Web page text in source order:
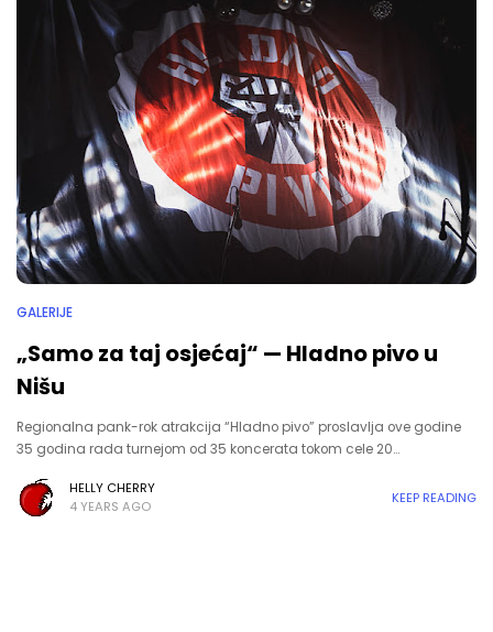
GALERIJE
„Samo za taj osjećaj“ — Hladno pivo u
Nišu
Regionalna pank-rok atrakcija “Hladno pivo” proslavlja ove godine
35 godina rada turnejom od 35 koncerata tokom cele 20…
HELLY CHERRY
4 YEARS AGO
KEEP READING